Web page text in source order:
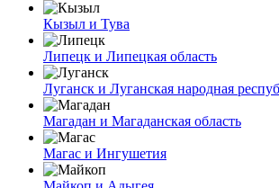
Кызыл и Тува
Липецк и Липецкая область
Луганск и Луганская народная
Магадан и Магаданская область
Магас и Ингушетия